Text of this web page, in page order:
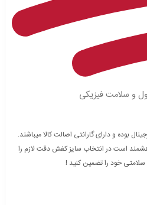
و سلامت فیزیکی
بوده و دارای گارانتی اصالت کالا میباشند.
است در انتخاب سایز کفش دقت لازم را
خود را تضمین کنید !